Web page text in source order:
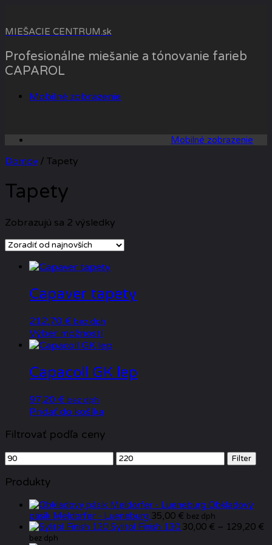
content
MIEŠACIE CENTRUM.sk
Profesionálne miešanie a tónovanie farieb
CAPAROL
Mobilné zobrazenie
Mobilné zobrazenie
Domov / Tapety
Tapety
Zobrazujú sa 2 výsledky
najnovších
Capaver tapety
212,70 € bez dph
Výber možnostíTento
produkt
viacero
variantov.
môžete
vybrať
na
stránke
produktu.
Capacoll GK lep
97,20 € bez dph
Pridať do košíka
Filtrovať podľa ceny
Minimálna
cena
Maximálna
cena
Filter
Produkty
Obkladový
pásik Meldorfer - Lueneburg 35,00 € bez dph
Sylitol Finish 130 30,00 € – 129,20 €
bez dph